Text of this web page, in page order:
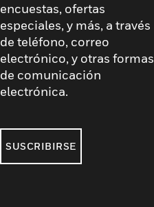
encuestas, ofertas
especiales, y más, a través
de teléfono, correo
electrónico, y otras formas
de comunicación
electrónica.
SUSCRIBIRSE